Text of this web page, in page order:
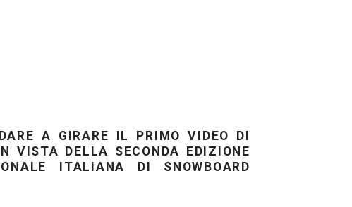
A GIRARE IL PRIMO VIDEO DI
VISTA DELLA SECONDA EDIZIONE
ITALIANA DI SNOWBOARD